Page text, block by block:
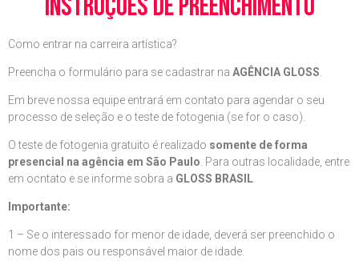
Como entrar na carreira artística?
Preencha o formulário para se cadastrar na AGÊNCIA GLOSS
Em breve nossa equipe entrará em contato para agendar o seu
processo de seleção e o teste de fotogenia (se for o caso).
O teste de fotogenia gratuito é realizado somente de forma
presencial na agência em São Paulo . Para outras localidade, entre
em ocntato e se informe sobra a GLOSS BRASIL
Importante:
1 – Se o interessado for menor de idade, deverá ser preenchido o
nome dos pais ou responsável maior de idade.